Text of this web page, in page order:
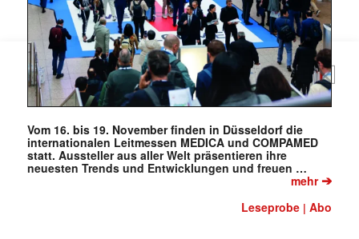
Vom 16. bis 19. November finden in Düsseldorf die
internationalen Leitmessen MEDICA und COMPAMED
statt. Aussteller aus aller Welt präsentieren ihre
neuesten Trends und Entwicklungen und freuen …
mehr➔
Leseprobe |Abo